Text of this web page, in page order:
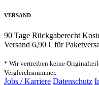
VERSAND
90 Tage Rückgaberecht
Versand 6,90 € für
* Wir vertreiben keine
Vergleichsnummer.
Jobs / Karriere Datenschutz